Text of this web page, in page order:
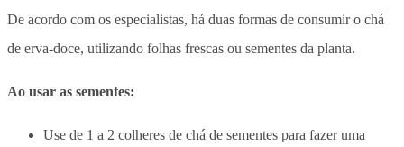
De acordo com os especialistas, há duas formas de consumir o chá
de erva-doce, utilizando folhas frescas ou sementes da planta.
Ao usar as sementes:
Use de 1 a 2 colheres de chá de sementes para fazer uma